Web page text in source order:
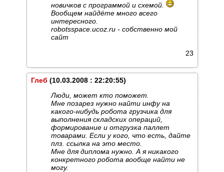
новичков с программой и схемой.
Вообщем найдёте много всего
интересного.
robotsspace.ucoz.ru - собственно мой
сайт
23
Глеб (10.03.2008 : 22:20:55)
Люди, может кто поможет.
Мне позарез нужно найти инфу на
какого-нибудь робота грузчика для
выполнения складских операций,
формирование и отгрузка паллет
товарами. Если у кого, что есть, дайте
плз. ссылка на это место.
Мне для диплома нужно. А я никакого
конкретного робота вообще найти не
могу.